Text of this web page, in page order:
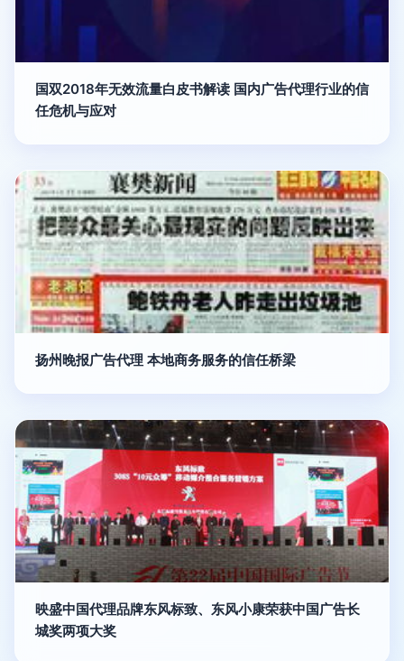
国双2018年无效流量白皮书解读 国内广告代理行业的信
任危机与应对
扬州晚报广告代理 本地商务服务的信任桥梁
映盛中国代理品牌东风标致、东风小康荣获中国广告长
城奖两项大奖